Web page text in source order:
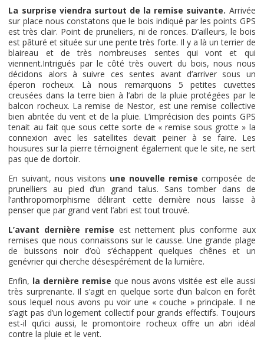
La surprise viendra surtout de la remise suivante. Arrivée
sur place nous constatons que le bois indiqué par les points GPS
est très clair. Point de pruneliers, ni de ronces. D’ailleurs, le bois
est pâturé et située sur une pente très forte. Il y a là un terrier de
blaireau et de très nombreuses sentes qui vont et qui
viennent.Intrigués par le côté très ouvert du bois, nous nous
décidons alors à suivre ces sentes avant d’arriver sous un
éperon rocheux. Là nous remarquons 5 petites cuvettes
creusées dans la terre bien à l’abri de la pluie protégées par le
balcon rocheux. La remise de Nestor, est une remise collective
bien abritée du vent et de la pluie. L’imprécision des points GPS
tenait au fait que sous cette sorte de « remise sous grotte » la
connexion avec les satellites devait peiner à se faire. Les
housures sur la pierre témoignent également que le site, ne sert
pas que de dortoir.
En suivant, nous visitons une nouvelle remise composée de
prunelliers au pied d’un grand talus. Sans tomber dans de
l’anthropomorphisme délirant cette dernière nous laisse à
penser que par grand vent l’abri est tout trouvé.
L’avant dernière remise est nettement plus conforme aux
remises que nous connaissons sur le causse. Une grande plage
de buissons noir d’où s’échappent quelques chênes et un
genévrier qui cherche désespérément de la lumière.
Enfin, la dernière remise que nous avons visitée est elle aussi
très surprenante. Il s’agit en quelque sorte d’un balcon en forêt
sous lequel nous avons pu voir une « couche » principale. Il ne
s’agit pas d’un logement collectif pour grands effectifs. Toujours
est-il qu’ici aussi, le promontoire rocheux offre un abri idéal
contre la pluie et le vent.